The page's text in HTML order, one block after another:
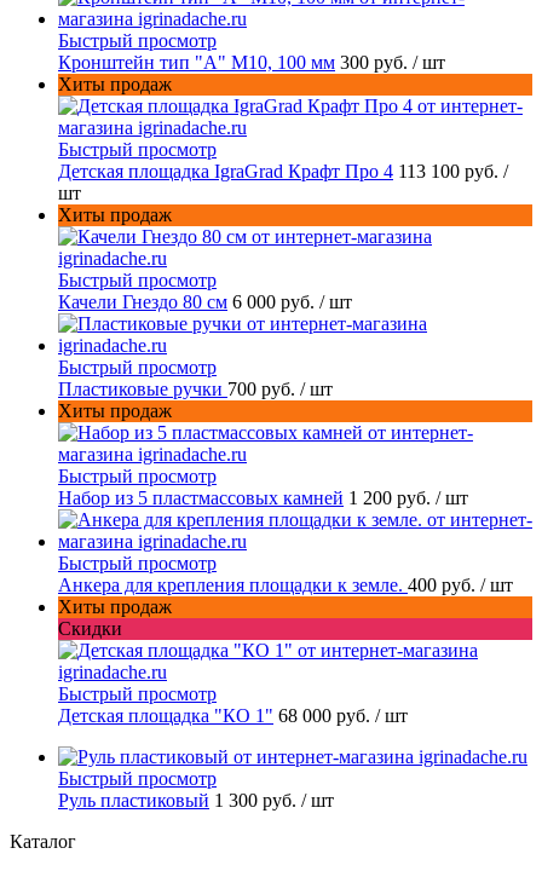
Быстрый просмотр
Кронштейн тип "A" M10, 100 мм 300 руб. / шт
Хиты продаж
Быстрый просмотр
Детская площадка IgraGrad Крафт Про 4 113 100 руб. /
шт
Хиты продаж
Быстрый просмотр
Качели Гнездо 80 см 6 000 руб. / шт
Быстрый просмотр
Пластиковые ручки 700 руб. / шт
Хиты продаж
Быстрый просмотр
Набор из 5 пластмассовых камней 1 200 руб. / шт
Быстрый просмотр
Анкера для крепления площадки к земле. 400 руб. / шт
Хиты продаж
Скидки
Быстрый просмотр
Детская площадка "КО 1" 68 000 руб. / шт
Быстрый просмотр
Руль пластиковый 1 300 руб. / шт
Каталог